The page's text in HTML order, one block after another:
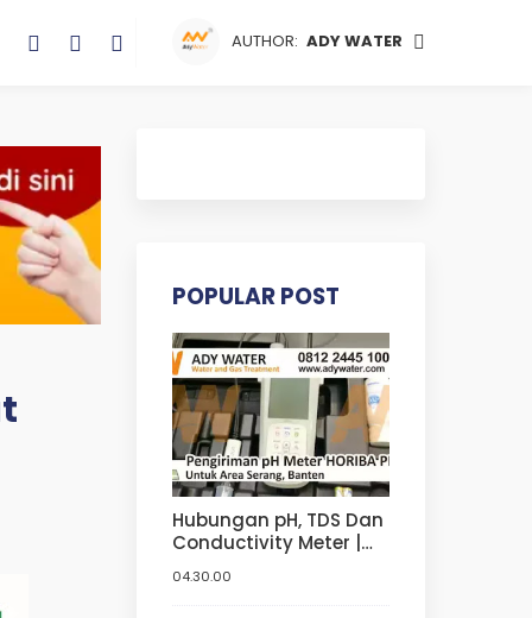
AUTHOR: ADY WATER
POPULAR POST
Hubungan pH, TDS Dan
Conductivity Meter |
Meter di Bandung.
04.30.00